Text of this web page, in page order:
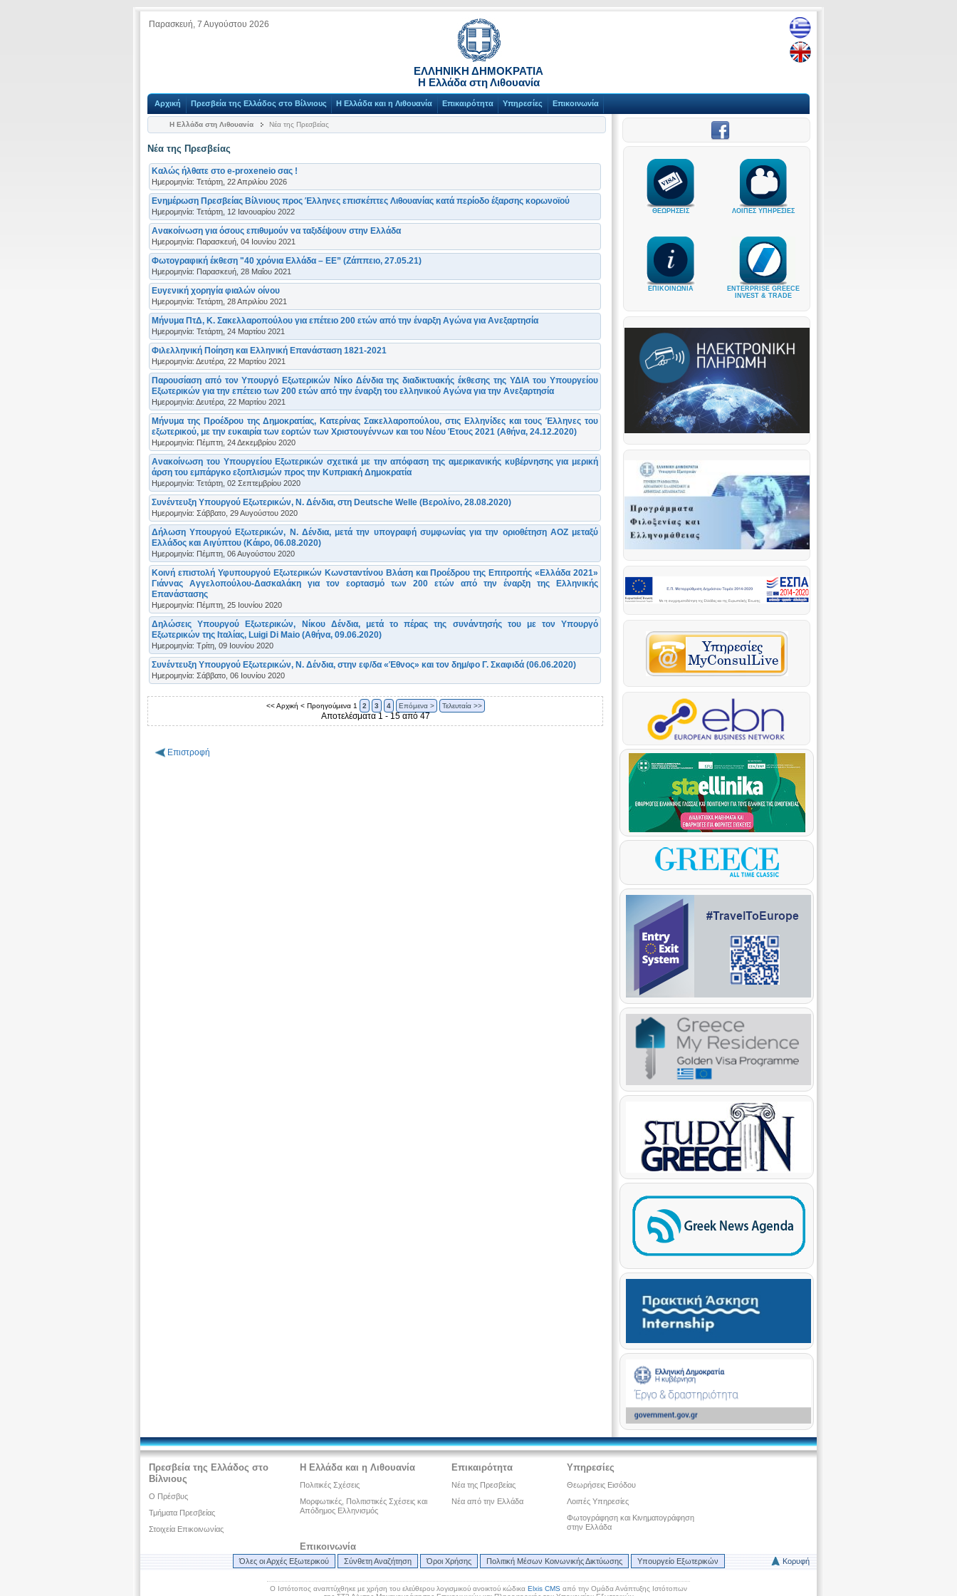
Παρασκευή, 7 Αυγούστου 2026
ΕΛΛΗΝΙΚΗ ΔΗΜΟΚΡΑΤΙΑ
Η Ελλάδα στη Λιθουανία
Αρχική Πρεσβεία της Ελλάδος στο Βίλνιους Η Ελλάδα και η Λιθουανία Επικαιρότητα Υπηρεσίες Επικοινωνία
Η Ελλάδα στη Λιθουανία Νέα της Πρεσβείας
Νέα της Πρεσβείας
Καλώς ήλθατε στο e-proxeneio σας !
Ημερομηνία: Τετάρτη, 22 Απριλίου 2026
Ενημέρωση Πρεσβείας Βίλνιους προς Έλληνες επισκέπτες Λιθουανίας κατά περίοδο έξαρσης κορωνοϊού
Ημερομηνία: Τετάρτη, 12 Ιανουαρίου 2022
Ανακοίνωση για όσους επιθυμούν να ταξιδέψουν στην Ελλάδα
Ημερομηνία: Παρασκευή, 04 Ιουνίου 2021
Φωτογραφική έκθεση "40 χρόνια Ελλάδα – ΕΕ” (Ζάππειο, 27.05.21)
Ημερομηνία: Παρασκευή, 28 Μαΐου 2021
Ευγενική χορηγία φιαλών οίνου
Ημερομηνία: Τετάρτη, 28 Απριλίου 2021
Μήνυμα ΠτΔ, Κ. Σακελλαροπούλου για επέτειο 200 ετών από την έναρξη Αγώνα για Ανεξαρτησία
Ημερομηνία: Τετάρτη, 24 Μαρτίου 2021
Φιλελληνική Ποίηση και Ελληνική Επανάσταση 1821-2021
Ημερομηνία: Δευτέρα, 22 Μαρτίου 2021
Παρουσίαση από τον Υπουργό Εξωτερικών Νίκο Δένδια της διαδικτυακής έκθεσης της ΥΔΙΑ του Υπουργείου
Εξωτερικών για την επέτειο των 200 ετών από την έναρξη του ελληνικού Αγώνα για την Ανεξαρτησία
Ημερομηνία: Δευτέρα, 22 Μαρτίου 2021
Μήνυμα της Προέδρου της Δημοκρατίας, Κατερίνας Σακελλαροπούλου, στις Ελληνίδες και τους Έλληνες του
εξωτερικού, με την ευκαιρία των εορτών των Χριστουγέννων και του Νέου Έτους 2021 (Αθήνα, 24.12.2020)
Ημερομηνία: Πέμπτη, 24 Δεκεμβρίου 2020
Ανακοίνωση του Υπουργείου Εξωτερικών σχετικά με την απόφαση της αμερικανικής κυβέρνησης για μερική
άρση του εμπάργκο εξοπλισμών προς την Κυπριακή Δημοκρατία
Ημερομηνία: Τετάρτη, 02 Σεπτεμβρίου 2020
Συνέντευξη Υπουργού Εξωτερικών, Ν. Δένδια, στη Deutsche Welle (Βερολίνο, 28.08.2020)
Ημερομηνία: Σάββατο, 29 Αυγούστου 2020
Δήλωση Υπουργού Εξωτερικών, Ν. Δένδια, μετά την υπογραφή συμφωνίας για την οριοθέτηση AOZ μεταξύ
Ελλάδος και Αιγύπτου (Κάιρο, 06.08.2020)
Ημερομηνία: Πέμπτη, 06 Αυγούστου 2020
Κοινή επιστολή Υφυπουργού Εξωτερικών Κωνσταντίνου Βλάση και Προέδρου της Επιτροπής «Ελλάδα 2021»
Γιάννας Αγγελοπούλου-Δασκαλάκη για τον εορτασμό των 200 ετών από την έναρξη της Ελληνικής
Επανάστασης
Ημερομηνία: Πέμπτη, 25 Ιουνίου 2020
Δηλώσεις Υπουργού Εξωτερικών, Νίκου Δένδια, μετά το πέρας της συνάντησής του με τον Υπουργό
Εξωτερικών της Ιταλίας, Luigi Di Maio (Αθήνα, 09.06.2020)
Ημερομηνία: Τρίτη, 09 Ιουνίου 2020
Συνέντευξη Υπουργού Εξωτερικών, Ν. Δένδια, στην εφ/δα «Έθνος» και τον δημ/φο Γ. Σκαφιδά (06.06.2020)
Ημερομηνία: Σάββατο, 06 Ιουνίου 2020
<< Αρχική < Προηγούμενα 1 2 3 4 Επόμενα > Τελευταία >>
Αποτελέσματα 1 - 15 από 47
Επιστροφή
ΘΕΩΡΗΣΕΙΣ ΛΟΙΠΕΣ ΥΠΗΡΕΣΙΕΣ
ΕΠΙΚΟΙΝΩΝΙΑ
ENTERPRISE GREECE
INVEST & TRADE
Πρεσβεία της Ελλάδος στο
Βίλνιους
O Πρέσβυς
Τμήματα Πρεσβείας
Στοιχεία Επικοινωνίας
Η Ελλάδα και η Λιθουανία
Πολιτικές Σχέσεις
Μορφωτικές, Πολιτιστικές Σχέσεις και
Απόδημος Ελληνισμός
Επικαιρότητα
Νέα της Πρεσβείας
Νέα από την Ελλάδα
Υπηρεσίες
Θεωρήσεις Εισόδου
Λοιπές Υπηρεσίες
Φωτογράφηση και Κινηματογράφηση
στην Ελλάδα
Επικοινωνία
Όλες οι Αρχές Εξωτερικού Σύνθετη Αναζήτηση Όροι Χρήσης Πολιτική Μέσων Κοινωνικής Δικτύωσης Υπουργείο Εξωτερικών Κορυφή
Ο Ιστότοπος αναπτύχθηκε με χρήση του ελεύθερου λογισμικού ανοικτού κώδικα Elxis CMS από την Ομάδα Ανάπτυξης Ιστότοπων